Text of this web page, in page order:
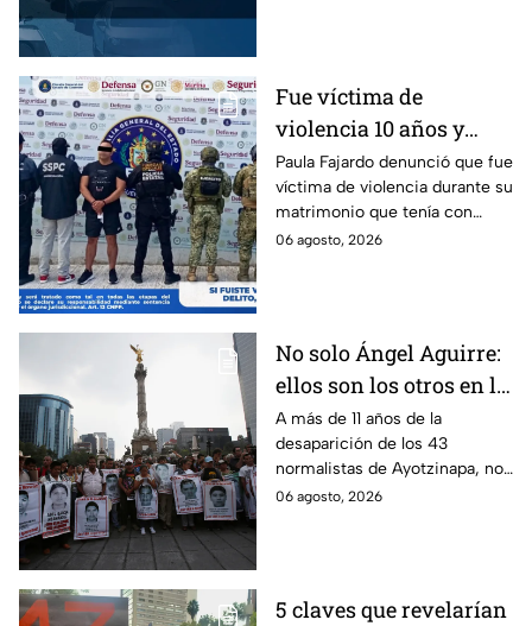
Fue víctima de
violencia 10 años y
hasta ahora detienen al
presunto agresor: el
caso de Paula Fajardo
Paula Fajardo denunció que fue
víctima de violencia durante su
matrimonio que tenía con
Jorge Francisco “N”, quien fue
06 agosto, 2026
No solo Ángel Aguirre:
ellos son los otros en la
lupa por el caso
Ayotzinapa
A más de 11 años de la
desaparición de los 43
normalistas de Ayotzinapa, no
se ha conocido el paradero de
06 agosto, 2026
5 claves que revelarían